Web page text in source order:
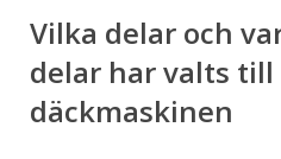
Vilka delar och
delar har valts till
däckmaskinen